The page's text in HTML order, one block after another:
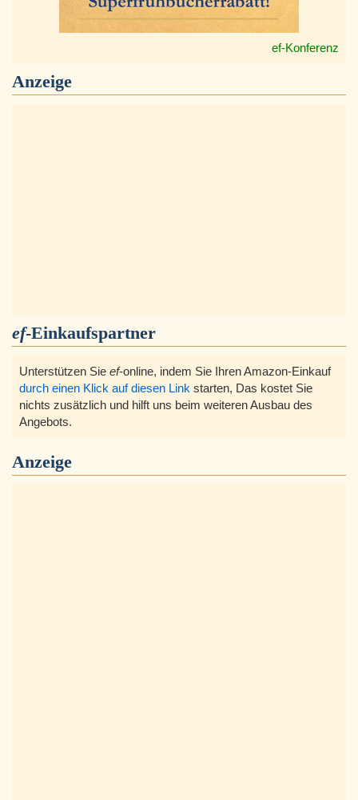
ef-Konferenz
Anzeige
ef-Einkaufspartner
Unterstützen Sie ef-online, indem Sie Ihren Amazon-Einkauf
durch einen Klick auf diesen Link starten, Das kostet Sie
nichts zusätzlich und hilft uns beim weiteren Ausbau des
Angebots.
Anzeige